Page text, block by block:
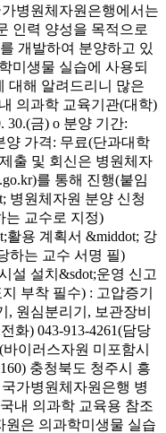
병원체자원은행에서는
인력 양성을 목적으로
개발하여 분양하고 있
미생물 실습에 사용되
대해 알려드리니 많은
의과학 교육기관(대학)
30.(금) o 분양 기간:
양 가격: 무료(단과대학
출 및 회신은 병원체자
를 통해 진행(붙임
병원체자원 분양 신청
는 교수로 지정)
활용 계획서 &middot; 강
하는 교수 서명 필)
설 설치&sdot;운영 신고
부착 필수) : 고압증기
원심분리기, 보관장비
화) 043-913-4261(담당
이러스자원 미포함시
충청북도 청주시 흥
가병원체자원은행 병
내 의과학 교육용 참조
은 의과학미생물 실습